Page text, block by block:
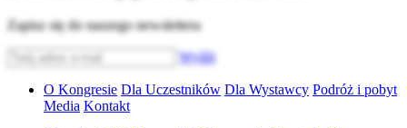
Zapisz się do naszego newslettera
Wyślij
O Kongresie Dla Uczestników Dla Wystawcy Podróż i pobyt
Media Kontakt